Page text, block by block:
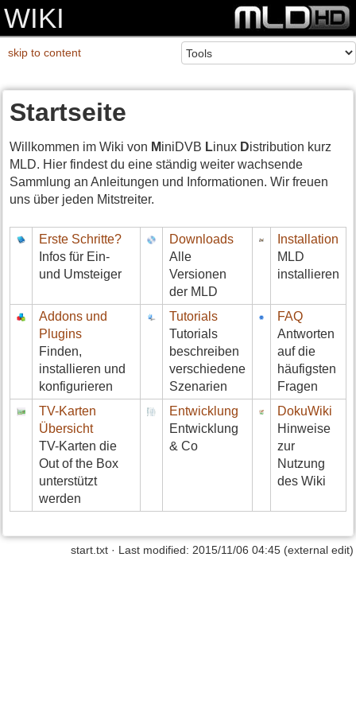
WIKI
skip to content
Startseite
Willkommen im Wiki von MiniDVB Linux Distribution kurz
MLD. Hier findest du eine ständig weiter wachsende
Sammlung an Anleitungen und Informationen. Wir freuen
uns über jeden Mitstreiter.
Erste Schritte?
Infos für Ein-
und Umsteiger
Downloads
Alle
Versionen
der MLD
Installation
MLD
installieren
Addons und
Plugins
Finden,
installieren und
konfigurieren
Tutorials
Tutorials
beschreiben
verschiedene
Szenarien
FAQ
Antworten
auf die
häufigsten
Fragen
TV-Karten
Übersicht
TV-Karten die
Out of the Box
unterstützt
werden
Entwicklung
Entwicklung
& Co
DokuWiki
Hinweise
zur
Nutzung
des Wiki
start.txt · Last modified: 2015/11/06 04:45 (external edit)